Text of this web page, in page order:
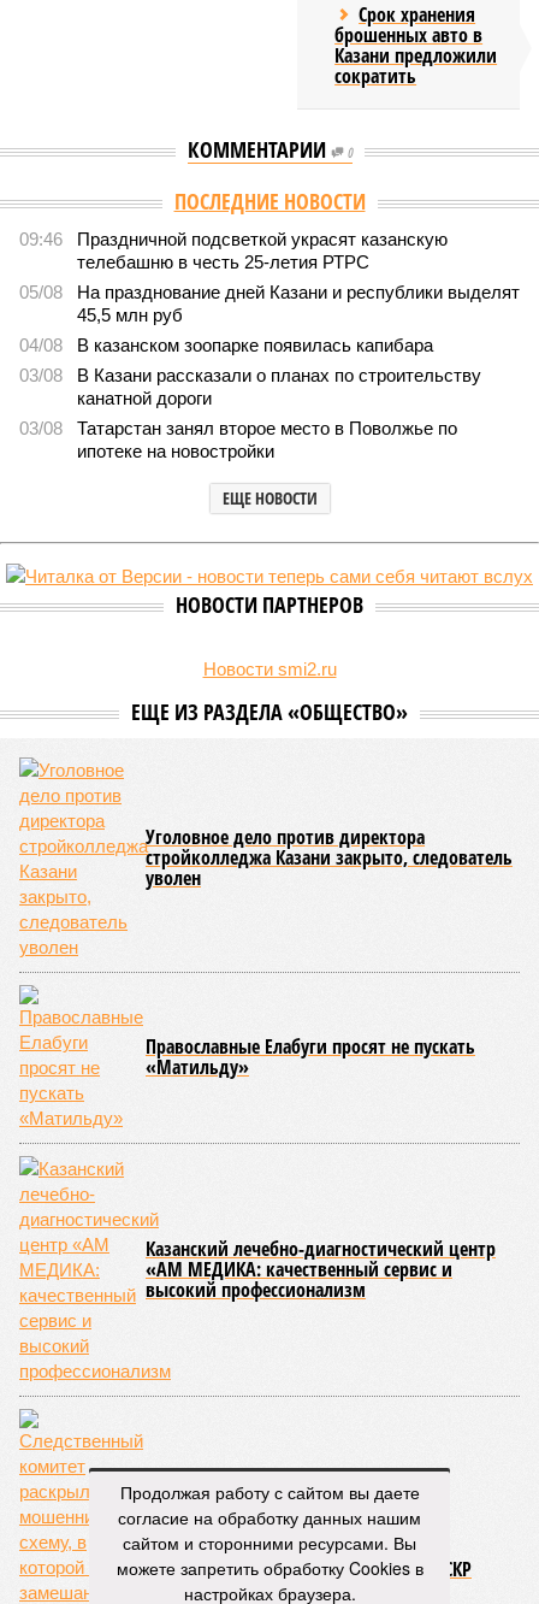
Срок хранения
брошенных авто в
Казани предложили
сократить
КОММЕНТАРИИ 0
ПОСЛЕДНИЕ НОВОСТИ
09:46
Праздничной подсветкой украсят казанскую
телебашню в честь 25-летия РТРС
05/08
На празднование дней Казани и республики выделят
45,5 млн руб
04/08
В казанском зоопарке появилась капибара
03/08
В Казани рассказали о планах по строительству
канатной дороги
03/08
Татарстан занял второе место в Поволжье по
ипотеке на новостройки
ЕЩЕ НОВОСТИ
НОВОСТИ ПАРТНЕРОВ
Новости smi2.ru
ЕЩЕ ИЗ РАЗДЕЛА «ОБЩЕСТВО»
Уголовное дело против директора
стройколледжа Казани закрыто, следователь
уволен
Православные Елабуги просят не пускать
«Матильду»
Казанский лечебно-диагностический центр
«АМ МЕДИКА: качественный сервис и
высокий профессионализм
Чиновничьи войны в Челнах: ход за СКР
Продолжая работу с сайтом вы даете
согласие на обработку данных нашим
сайтом и сторонними ресурсами. Вы
можете запретить обработку Cookies в
настройках браузера.